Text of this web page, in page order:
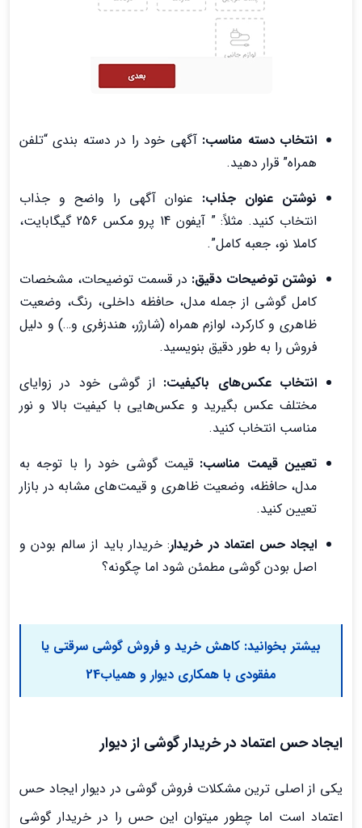
انتخاب دسته مناسب: آگهی خود را در دسته بندی “تلفن
همراه” قرار دهید.
نوشتن عنوان جذاب: عنوان آگهی را واضح و جذاب
انتخاب کنید. مثلاً: ” آیفون 14 پرو مکس 256 گیگابایت،
کاملا نو، جعبه کامل”.
نوشتن توضیحات دقیق: در قسمت توضیحات، مشخصات
کامل گوشی از جمله مدل، حافظه داخلی، رنگ، وضعیت
ظاهری و کارکرد، لوازم همراه (شارژر، هندزفری و…) و دلیل
فروش را به طور دقیق بنویسید.
انتخاب عکس‌های باکیفیت: از گوشی خود در زوایای
مختلف عکس بگیرید و عکس‌هایی با کیفیت بالا و نور
مناسب انتخاب کنید.
تعیین قیمت مناسب: قیمت گوشی خود را با توجه به
مدل، حافظه، وضعیت ظاهری و قیمت‌های مشابه در بازار
تعیین کنید.
ایجاد حس اعتماد در خریدار: خریدار باید از سالم بودن و
اصل بودن گوشی مطمئن شود اما چگونه؟
بیشتر بخوانید: کاهش خرید و فروش گوشی سرقتی یا
مفقودی با همکاری دیوار و همیاب24
ایجاد حس اعتماد در خریدارگوشی از دیوار
یکی از اصلی ترین مشکلات فروش گوشی در دیوار ایجاد حس
اعتماد است اما چطور میتوان این حس را در خریدار گوشی